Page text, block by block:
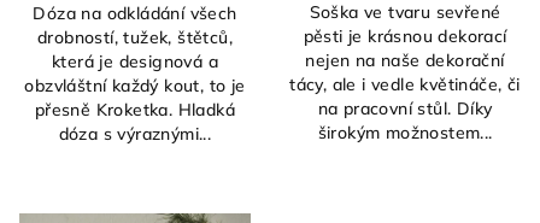
Dóza na odkládání všech
drobností, tužek, štětců,
která je designová a
obzvláštní každý kout, to je
přesně Kroketka. Hladká
dóza s výraznými...
Soška ve tvaru sevřené
pěsti je krásnou dekorací
nejen na naše dekorační
tácy, ale i vedle květináče, či
na pracovní stůl. Díky
širokým možnostem...